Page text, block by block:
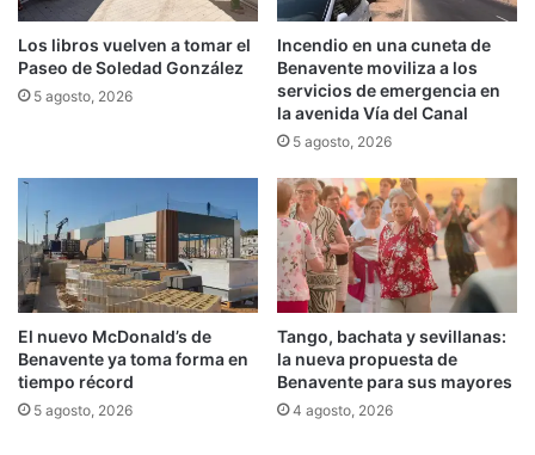
Los libros vuelven a tomar el
Paseo de Soledad González
5 agosto, 2026
Incendio en una cuneta de
Benavente moviliza a los
servicios de emergencia en
la avenida Vía del Canal
5 agosto, 2026
El nuevo McDonald’s de
Benavente ya toma forma en
tiempo récord
5 agosto, 2026
Tango, bachata y sevillanas:
la nueva propuesta de
Benavente para sus mayores
4 agosto, 2026